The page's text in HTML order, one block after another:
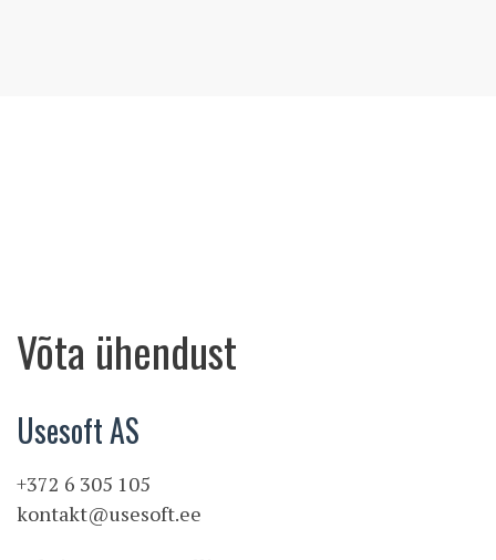
Võta ühendust
Usesoft AS
+372 6 305 105
kontakt@usesoft.ee